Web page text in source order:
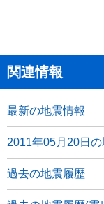
関連情報
最新の地震情報
2011年05月20日の
過去の地震履歴